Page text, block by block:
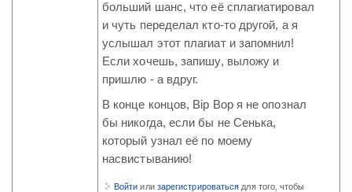
больший шанс, что её сплагиатировал
и чуть переделал кто-то другой, а я
услышал этот плагиат и запомнил!
Если хочешь, запишу, выложу и
пришлю - а вдруг.
В конце концов, Bip Bop я не опознал
бы никогда, если бы не Сенька,
который узнал её по моему
насвистыванию!
Войти или зарегистрироваться для того, чтобы